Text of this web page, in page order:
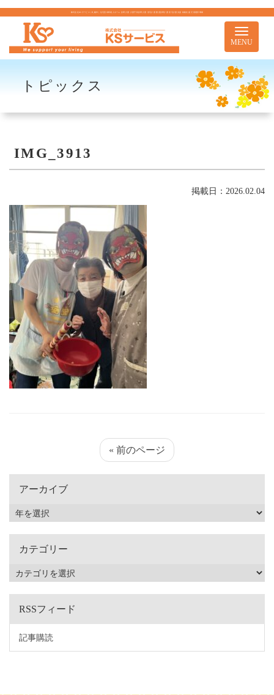
株式会社KSサービス｜札幌市｜住宅型有料老人ホーム 訪問介護 介護予防訪問介護 居宅介護 重度訪問介護 居宅介護支援 移動支援 児童通所事業
Toggle
MENU
トピックス
IMG_3913
掲載日：2026.02.04
« 前のページ
アーカイブ
カテゴリー
RSSフィード
記事購読